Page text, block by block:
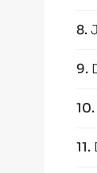
8.
9.
10.
11.